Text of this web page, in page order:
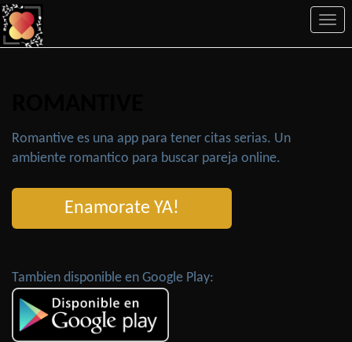
Romantive es una app para tener citas serias. Un
ambiente romantico para buscar pareja online.
Enamorate YA!
Tambien disponible en Google Play: